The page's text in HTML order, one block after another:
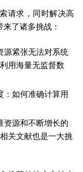
请求，同时解决高
了诸多挑战：
紧张无法对系统
用海量无监督数
如何准确计算用
源和不断增长的
关文献也是一大挑